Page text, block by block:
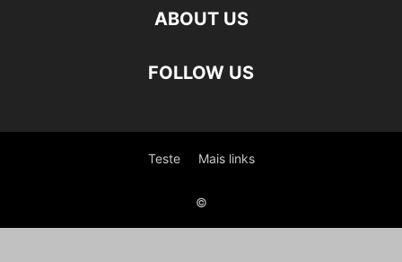
ABOUT US
FOLLOW US
Teste Mais links
©